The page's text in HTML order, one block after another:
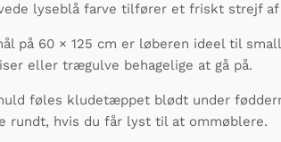
lyseblå farve tilfører et friskt strejf af
på 60 × 125 cm er løberen ideel til
eller trægulve behagelige at gå på.
føles kludetæppet blødt under
rundt, hvis du får lyst til at ommøblere.